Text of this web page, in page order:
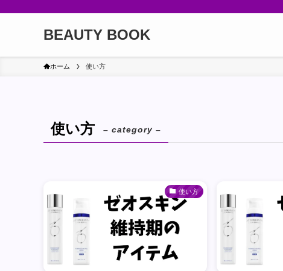
BEAUTY BOOK
ホーム 使い方
使い方 – category –
使い方